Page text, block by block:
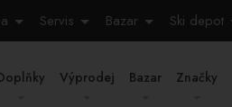
Servis Bazar Ski depot
Výprodej Bazar Značky